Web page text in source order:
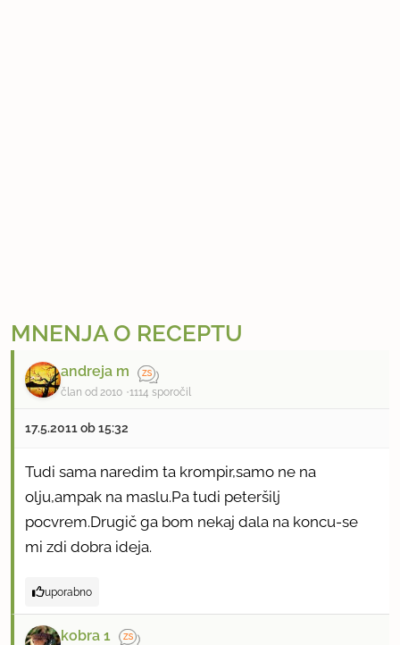
MNENJA O RECEPTU
andreja m
član od 2010 1114 sporočil
17.5.2011 ob 15:32
Tudi sama naredim ta krompir,samo ne na
olju,ampak na maslu.Pa tudi peteršilj
pocvrem.Drugič ga bom nekaj dala na koncu-se
mi zdi dobra ideja.
uporabno
kobra 1